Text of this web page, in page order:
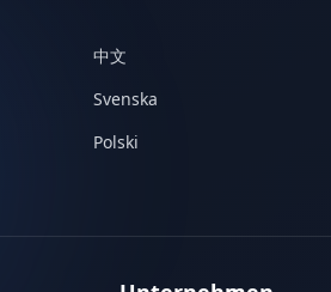
中文
Svenska
Polski